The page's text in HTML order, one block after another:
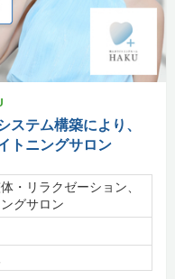
ステム構築により、
トニングサロン
・リラクゼーション、
グサロン